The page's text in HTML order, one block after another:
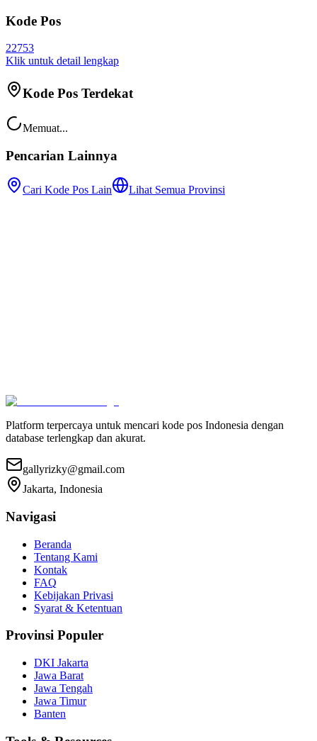
Kode Pos
22753
Klik untuk detail lengkap
Kode Pos Terdekat
Memuat...
Pencarian Lainnya
Cari Kode Pos Lain Lihat Semua Provinsi
Platform terpercaya untuk mencari kode pos Indonesia dengan
database terlengkap dan akurat.
gallyrizky@gmail.com
Jakarta, Indonesia
Navigasi
Beranda
Tentang Kami
Kontak
FAQ
Kebijakan Privasi
Syarat & Ketentuan
Provinsi Populer
DKI Jakarta
Jawa Barat
Jawa Tengah
Jawa Timur
Banten